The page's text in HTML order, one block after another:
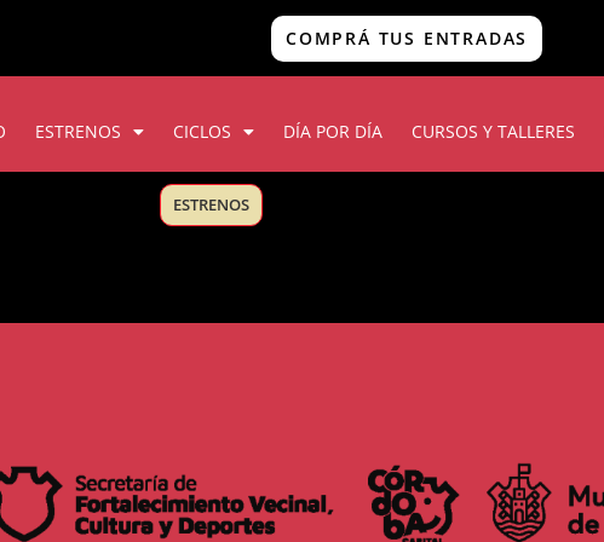
COMPRÁ TUS ENTRADAS
ESTRENOS CICLOS DÍA POR DÍA CURSOS Y TALLERES
ESTRENOS